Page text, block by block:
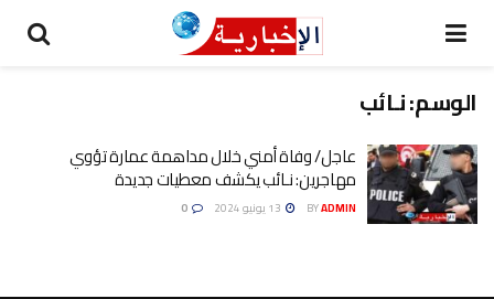
الوسم:نـائب
عاجل/ وفاة أمني خلال مداهمة عمارة تؤوي
مهاجرين: نـائب يكشف معطيات جديدة
BYADMIN